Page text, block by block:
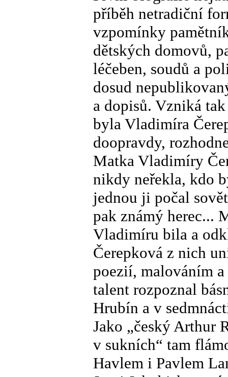
příběh netradiční
vzpomínky
dětských domovů,
léčeben, soudů a
dosud
a dopisů. Vzniká
byla Vladimíra
doopravdy,
Matka Vladimíry
nikdy neřekla, kdo
jednou ji počal
pak známý herec...
Vladimíru bila a
Čerepková z nich
poezií, malováním
talent rozpoznal
Hrubín a v
Jako „český Arthur
v sukních“ tam
Havlem i Pavlem